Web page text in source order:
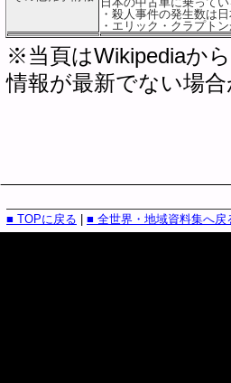
・殺人事件の発生数は
・エリック・クラプト
※当頁はWikipediaか
情報が最新でない場
■ TOPに戻る ■ 全世界・地域資料集へ戻